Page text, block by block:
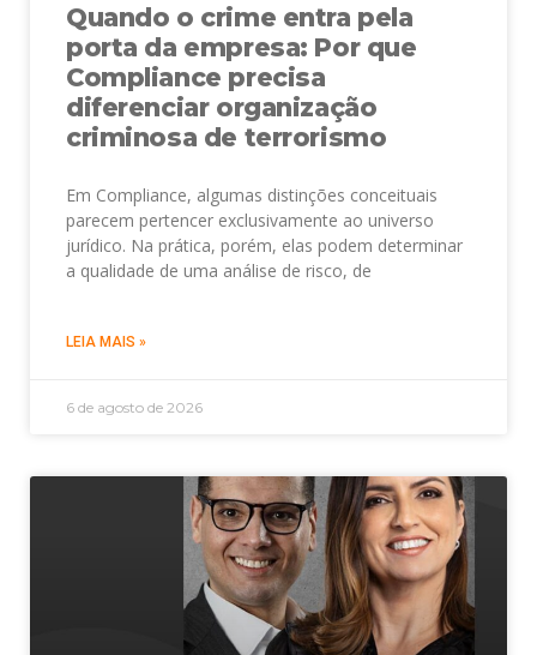
Quando o crime entra pela
porta da empresa: Por que
Compliance precisa
diferenciar organização
criminosa de terrorismo
Em Compliance, algumas distinções conceituais
parecem pertencer exclusivamente ao universo
jurídico. Na prática, porém, elas podem determinar
a qualidade de uma análise de risco, de
LEIA MAIS »
6 de agosto de 2026